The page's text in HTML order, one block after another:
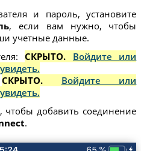
и пароль, установите
, если вам нужно, чтобы
учетные данные.
СКРЫТО. Войдите или
СКРЫТО. Войдите или
, чтобы добавить соединение
.